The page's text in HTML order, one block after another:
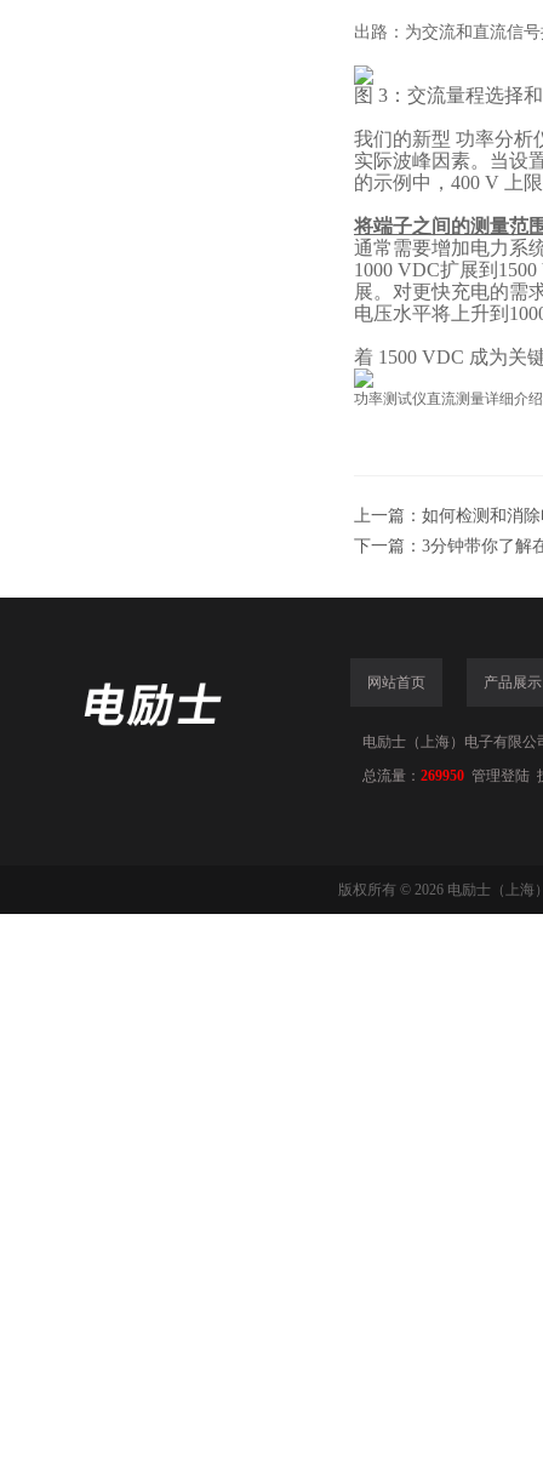
出路：为交流和直流信
图 3：交流量程选择和
我们的新型 功率分析
实际波峰因素。当设
的示例中， 400 V 上
将端子之间的测量范
通常需要增加电力系
1000 VDC扩展到
展。对更快充电的需
电压水平将上升到
着 1500 VDC 成为关
功率测试仪直流测量详细介绍
上一篇： 如何检测和消
下一篇： 3分钟带你了解
网站首页 产品展示
电励士（上海）电子有限公
总流量： 269950 管理登陆
版权所有 © 2026 电励士（上